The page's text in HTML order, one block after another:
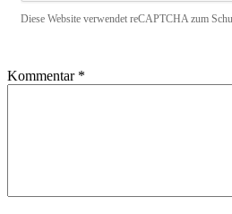
Diese Website verwendet reCAPTCHA zum
Kommentar *